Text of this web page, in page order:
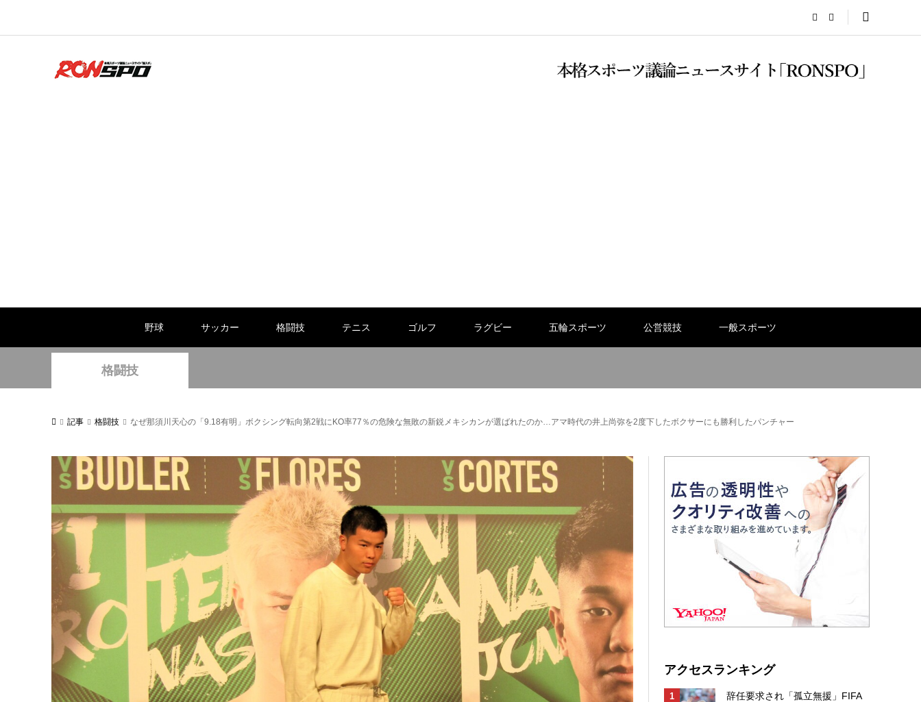
野球 サッカー 格闘技 テニス ゴルフ ラグビー 五輪スポーツ 公営競技 一般スポーツ
格闘技
記事 格闘技 なぜ那須川天心の「9.18有明」ボクシング転向第2戦にKO率77％の危険な無敗の新鋭メキシカンが選ばれたのか…アマ時代の井上尚弥を2度下したボクサーにも勝利したパンチャー
アクセスランキング
辞任要求され「孤立無援」FIFA